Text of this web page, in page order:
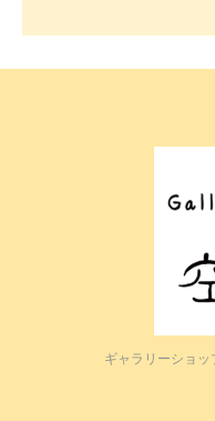
ギャラリーショ